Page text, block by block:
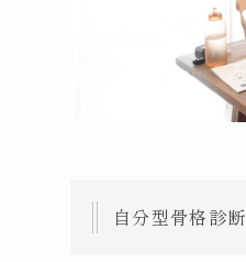
自分型骨格診断